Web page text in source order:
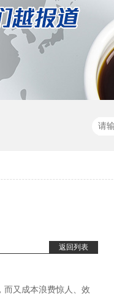
返回列表
而又成本浪费惊人、效